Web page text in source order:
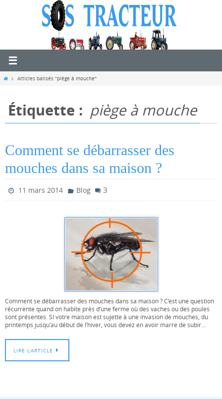
HomeArticles balisés "piège à mouche"
Étiquette : piège à mouche
Comment se débarrasser des
mouches dans sa maison ?
11 mars 2014 Blog 3
Comment se débarrasser des mouches dans sa maison ? C’est une question
récurrente quand on habite près d’une ferme où des vaches ou des poules
sont présentes. SI votre maison est sujette à une invasion de mouches, du
printemps jusqu’au début de l’hiver, vous devez en avoir marre de subir…
LIRE L’ARTICLE